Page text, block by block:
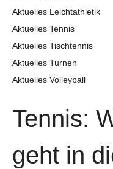
Aktuelles Leichtathletik
Aktuelles Tennis
Aktuelles Tischtennis
Aktuelles Turnen
Aktuelles Volleyball
Tennis:
geht in